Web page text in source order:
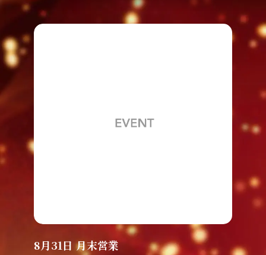
8月31日 月末営業